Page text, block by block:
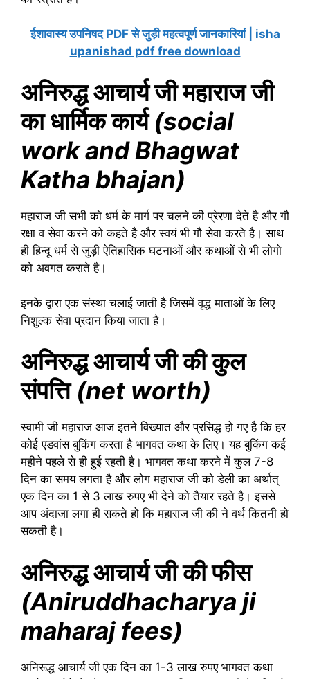
ईशावास्य उपनिषद PDF से जुड़ी महत्वपूर्ण जानकारियां | isha
upanishad pdf free download
अनिरुद्ध आचार्य जी महाराज जी
का धार्मिक कार्य(social
work and Bhagwat
Katha bhajan)
महाराज जी सभी को धर्म के मार्ग पर चलने की प्रेरणा देते है और गौ
रक्षा व सेवा करने को कहते है और स्वयं भी गौ सेवा करते है। साथ
ही हिन्दू धर्म से जुड़ी ऐतिहासिक घटनाओं और कथाओं से भी लोगो
को अवगत कराते है।
इनके द्वारा एक संस्था चलाई जाती है जिसमें वृद्ध माताओं के लिए
निशुल्क सेवा प्रदान किया जाता है।
अनिरुद्ध आचार्य जी की कुल
संपत्ति (net worth)
स्वामी जी महाराज आज इतने विख्यात और प्रसिद्ध हो गए है कि हर
कोई एडवांस बुकिंग करता है भागवत कथा के लिए। यह बुकिंग कई
महीने पहले से ही हुई रहती है। भागवत कथा करने में कुल 7-8
दिन का समय लगता है और लोग महाराज जी को डेली का अर्थात्
एक दिन का 1 से 3 लाख रुपए भी देने को तैयार रहते है। इससे
आप अंदाजा लगा ही सकते हो कि महाराज जी की ने वर्थ कितनी हो
सकती है।
अनिरुद्ध आचार्य जी की फीस
(Aniruddhacharya ji
maharaj fees)
अनिरूद्ध आचार्य जी एक दिन का 1-3 लाख रुपए भागवत कथा